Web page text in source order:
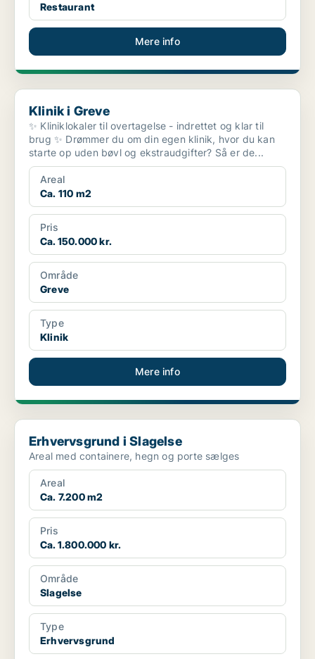
Restaurant
Mere info
Klinik i Greve
Klinik i Greve
✨ Kliniklokaler til overtagelse - indrettet og klar til
brug ✨ Drømmer du om din egen klinik, hvor du kan
starte op uden bøvl og ekstraudgifter? Så er de...
Areal
Ca. 110 m2
Pris
Ca. 150.000 kr.
Område
Greve
Type
Klinik
Mere info
Erhvervsgrund i Slagelse
Erhvervsgrund i Slagelse
Areal med containere, hegn og porte sælges
Areal
Ca. 7.200 m2
Pris
Ca. 1.800.000 kr.
Område
Slagelse
Type
Erhvervsgrund